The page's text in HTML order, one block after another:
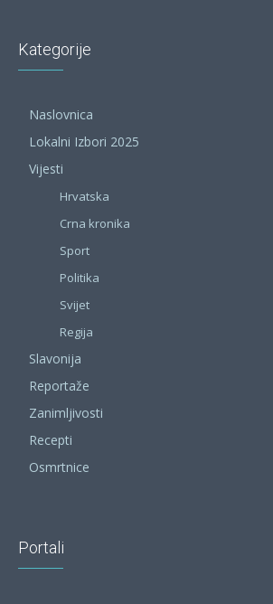
Kategorije
Naslovnica
Lokalni Izbori 2025
Vijesti
Hrvatska
Crna kronika
Sport
Politika
Svijet
Regija
Slavonija
Reportaže
Zanimljivosti
Recepti
Osmrtnice
Portali